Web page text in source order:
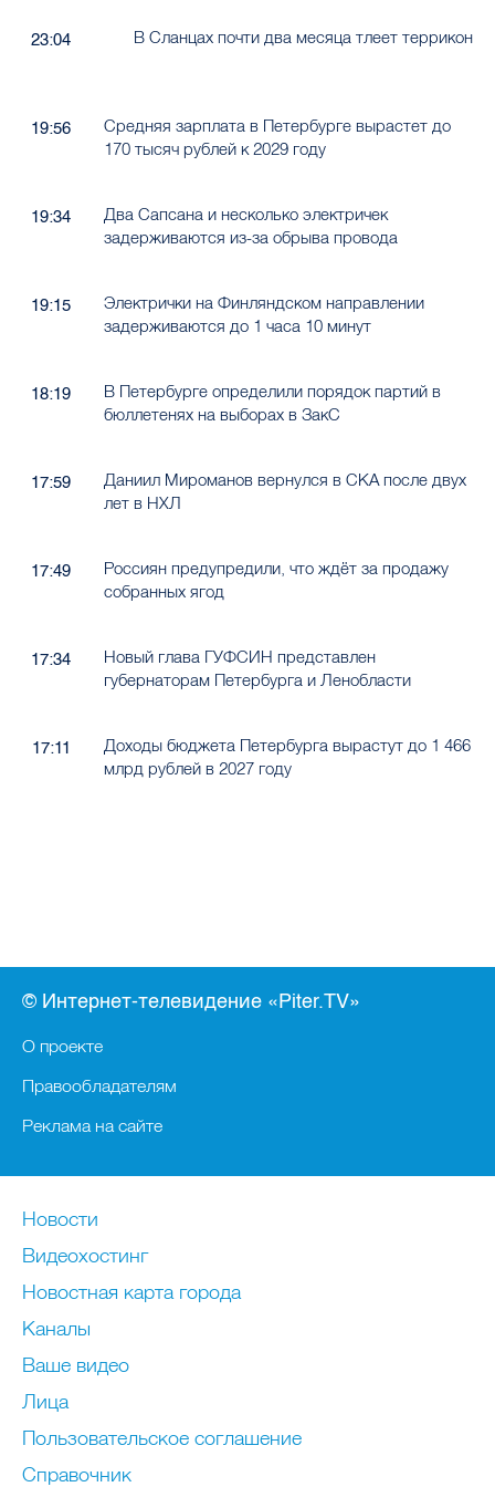
23:04 В Сланцах почти два месяца тлеет террикон
19:56
Средняя зарплата в Петербурге вырастет до
170 тысяч рублей к 2029 году
19:34
Два Сапсана и несколько электричек
задерживаются из-за обрыва провода
19:15
Электрички на Финляндском направлении
задерживаются до 1 часа 10 минут
18:19
В Петербурге определили порядок партий в
бюллетенях на выборах в ЗакС
17:59
Даниил Мироманов вернулся в СКА после двух
лет в НХЛ
17:49
Россиян предупредили, что ждёт за продажу
собранных ягод
17:34
Новый глава ГУФСИН представлен
губернаторам Петербурга и Ленобласти
17:11
Доходы бюджета Петербурга вырастут до 1 466
млрд рублей в 2027 году
© Интернет-телевидение «Piter.TV»
О проекте
Правообладателям
Реклама на сайте
Новости
Видеохостинг
Новостная карта города
Каналы
Ваше видео
Лица
Пользовательское соглашение
Справочник